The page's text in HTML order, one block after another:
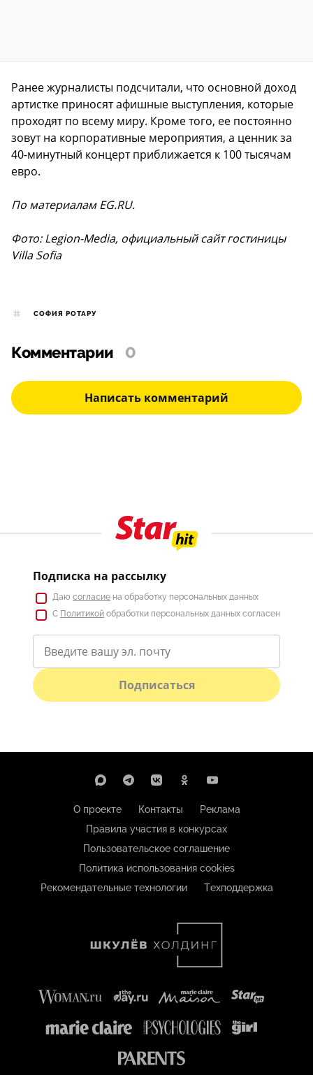
Ранее журналисты подсчитали, что основной доход
артистке приносят афишные выступления, которые
проходят по всему миру. Кроме того, ее постоянно
зовут на корпоративные мероприятия, а ценник за
40-минутный концерт приближается к 100 тысячам
евро.
По материалам EG.RU.
Фото: Legion-Media, официальный сайт гостиницы
Villa Sofia
СОФИЯ РОТАРУ
Комментарии 0
Написать комментарий
Подписка на рассылку
Даю согласие на обработку персональных данных
С Политикой обработки персональных данных согласен
Подписаться
О проекте Контакты
Реклама
Правила участия в конкурсах
Пользовательское соглашение
Политика использования cookies
Рекомендательные технологии
Техподдержка